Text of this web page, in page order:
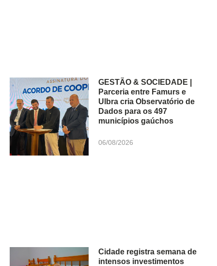
GESTÃO & SOCIEDADE |
Parceria entre Famurs e
Ulbra cria Observatório de
Dados para os 497
municípios gaúchos
06/08/2026
Cidade registra semana de
intensos investimentos